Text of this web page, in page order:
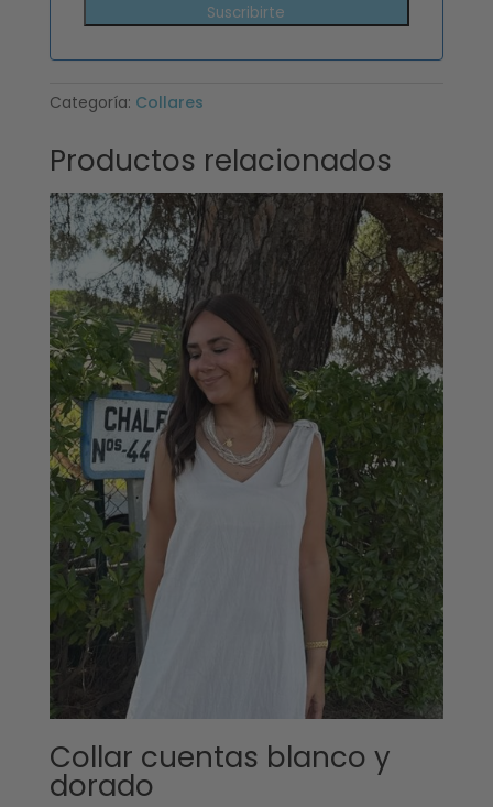
Suscribirte
Categoría: Collares
Productos relacionados
Collar cuentas blanco y
dorado